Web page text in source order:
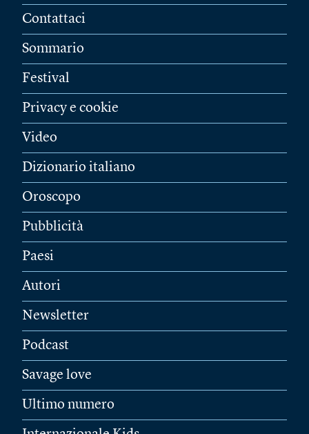
Contattaci
Sommario
Festival
Privacy e cookie
Video
Dizionario italiano
Oroscopo
Pubblicità
Paesi
Autori
Newsletter
Podcast
Savage love
Ultimo numero